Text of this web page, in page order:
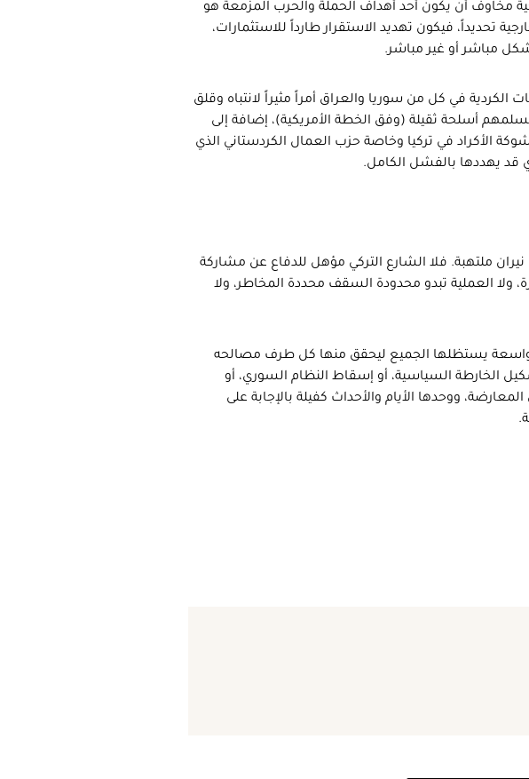
مخاوف أن يكون أحد أهداف الحملة والحرب المزمعة هو
تحديداً، فيكون تهديد الاستقرار طارداً للاستثمارات،
مباشر أو غير مباشر.
الكردية في كل من سوريا والعراق أمراً مثيراً لانتباه وقلق
أسلحة ثقيلة (وفق الخطة الأمريكية)، إضافة إلى
الأكراد في تركيا وخاصة حزب العمال الكردستاني الذي
قد يهددها بالفشل الكامل.
ملتهبة. فلا الشارع التركي مؤهل للدفاع عن مشاركة
ولا العملية تبدو محدودة السقف محددة المخاطر، ولا
واسعة يستظلها الجميع ليحقق منها كل طرف مصالحه
الخارطة السياسية، أو إسقاط النظام السوري، أو
ووحدها الأيام والأحداث كفيلة بالإجابة على